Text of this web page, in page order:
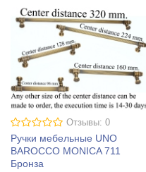
Отзывы: 0
Ручки мебельные UNO
BAROCCO MONICA 711
Бронза